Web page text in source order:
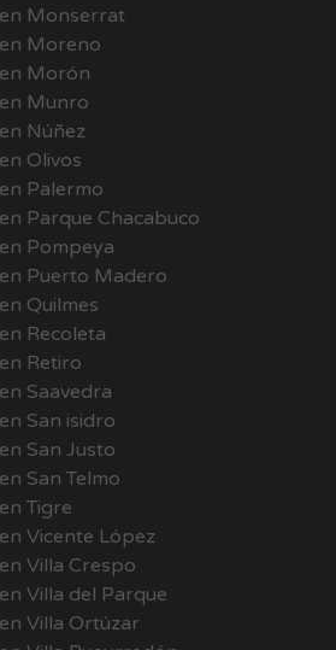
Monserrat
Moreno
Morón
Munro
Núñez
Olivos
Palermo
Parque Chacabuco
Pompeya
Puerto Madero
Quilmes
Recoleta
Retiro
Saavedra
San isidro
San Justo
San Telmo
Tigre
Vicente López
Villa Crespo
Villa del Parque
Villa Ortúzar